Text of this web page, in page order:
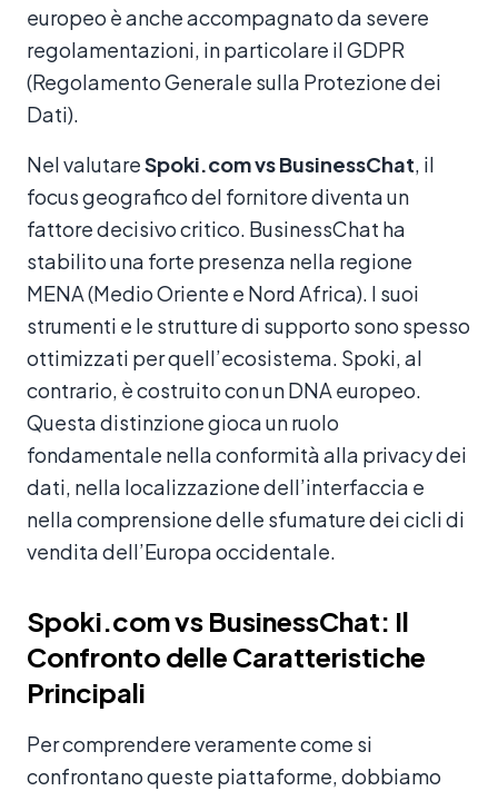
europeo è anche accompagnato da severe
regolamentazioni, in particolare il GDPR
(Regolamento Generale sulla Protezione dei
Dati).
Nel valutareSpoki.com vs BusinessChat, il
focus geografico del fornitore diventa un
fattore decisivo critico. BusinessChat ha
stabilito una forte presenza nella regione
MENA (Medio Oriente e Nord Africa). I suoi
strumenti e le strutture di supporto sono spesso
ottimizzati per quell’ecosistema. Spoki, al
contrario, è costruito con un DNA europeo.
Questa distinzione gioca un ruolo
fondamentale nella conformità alla privacy dei
dati, nella localizzazione dell’interfaccia e
nella comprensione delle sfumature dei cicli di
vendita dell’Europa occidentale.
Spoki.com vs BusinessChat: Il
Confronto delle Caratteristiche
Principali
Per comprendere veramente come si
confrontano queste piattaforme, dobbiamo